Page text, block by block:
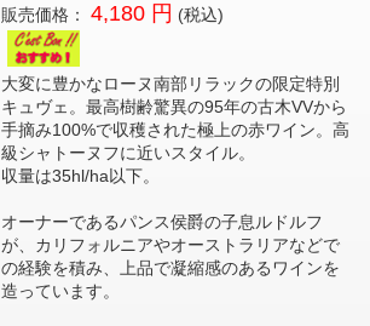
販売価格： 4,180 円 (税込)
大変に豊かなローヌ南部リラックの限定特別
キュヴェ。最高樹齢驚異の95年の古木VVから
手摘み100%で収穫された極上の赤ワイン。高
級シャトーヌフに近いスタイル。
収量は35hl/ha以下。
オーナーであるパンス侯爵の子息ルドルフ
が、カリフォルニアやオーストラリアなどで
の経験を積み、上品で凝縮感のあるワインを
造っています。